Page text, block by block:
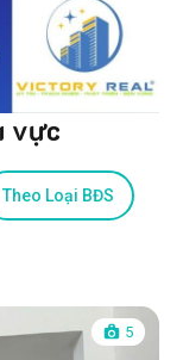
vực
Theo Loại BĐS
5